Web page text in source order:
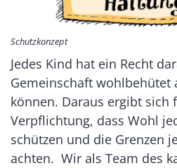
Schutzkonzept
Jedes Kind hat ein Recht
Gemeinschaft wohlbehütet
können. Daraus ergibt sich
Verpflichtung, dass Wohl
schützen und die Grenzen
achten. Wir als Team des